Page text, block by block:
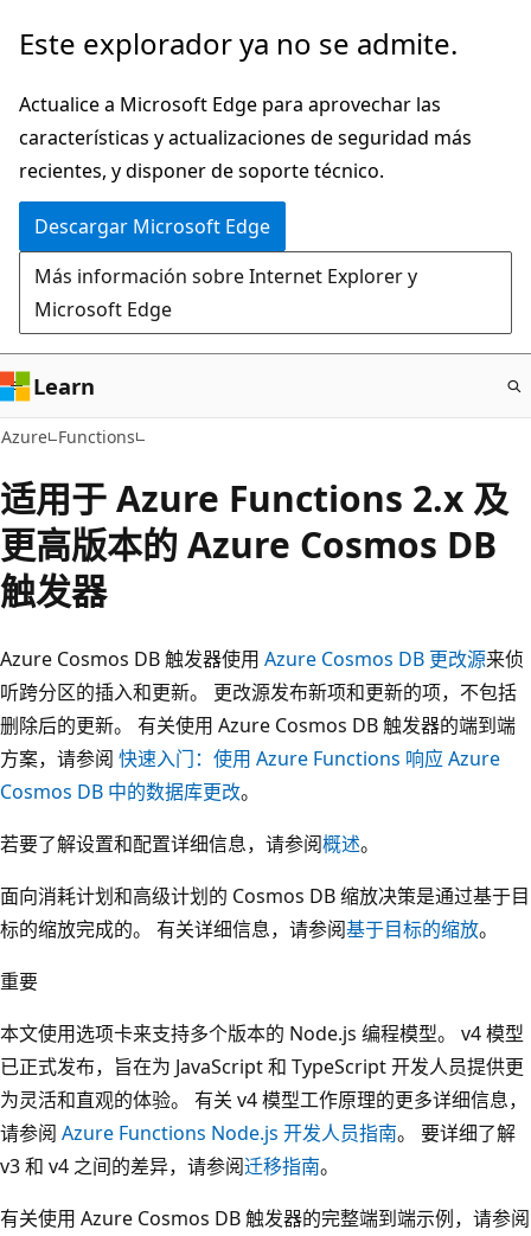
Ir
contenido
principal
Este explorador ya no se admite.
Actualice a Microsoft Edge para aprovechar las
características y actualizaciones de seguridad más
recientes, y disponer de soporte técnico.
Descargar Microsoft Edge
Más información sobre Internet Explorer y
Microsoft Edge
Learn
Azure Functions
适用于 Azure Functions 2.x 及
更高版本的 Azure Cosmos DB
触发器
Azure Cosmos DB 触发器使用 Azure Cosmos DB 更改源来侦
听跨分区的插入和更新。 更改源发布新项和更新的项，不包括
删除后的更新。 有关使用 Azure Cosmos DB 触发器的端到端
方案，请参阅 快速入门：使用 Azure Functions 响应 Azure
Cosmos DB 中的数据库更改。
若要了解设置和配置详细信息，请参阅概述。
面向消耗计划和高级计划的 Cosmos DB 缩放决策是通过基于目
标的缩放完成的。 有关详细信息，请参阅基于目标的缩放。
重要
本文使用选项卡来支持多个版本的 Node.js 编程模型。 v4 模型
已正式发布，旨在为 JavaScript 和 TypeScript 开发人员提供更
为灵活和直观的体验。 有关 v4 模型工作原理的更多详细信息，
请参阅 Azure Functions Node.js 开发人员指南。 要详细了解
v3 和 v4 之间的差异，请参阅迁移指南。
有关使用 Azure Cosmos DB 触发器的完整端到端示例，请参阅